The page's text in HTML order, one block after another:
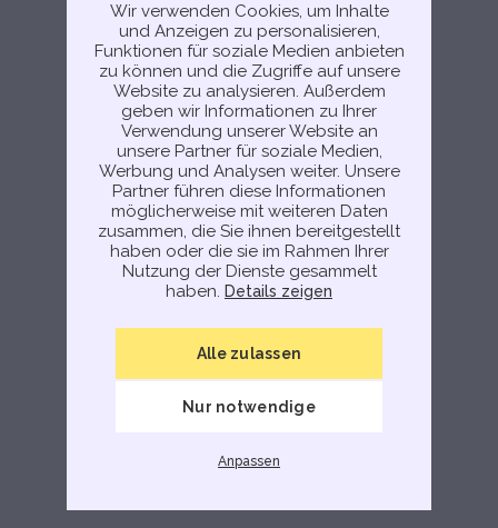
Wir verwenden Cookies, um Inhalte
und Anzeigen zu personalisieren,
Funktionen für soziale Medien anbieten
zu können und die Zugriffe auf unsere
Website zu analysieren. Außerdem
geben wir Informationen zu Ihrer
Verwendung unserer Website an
unsere Partner für soziale Medien,
Werbung und Analysen weiter. Unsere
Partner führen diese Informationen
möglicherweise mit weiteren Daten
zusammen, die Sie ihnen bereitgestellt
haben oder die sie im Rahmen Ihrer
Nutzung der Dienste gesammelt
haben. Details zeigen
Alle zulassen
Nur notwendige
Anpassen